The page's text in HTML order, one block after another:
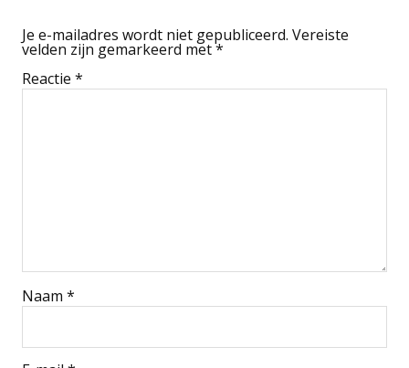
Je e-mailadres wordt niet gepubliceerd. Vereiste
velden zijn gemarkeerd met*
Reactie *
Naam *